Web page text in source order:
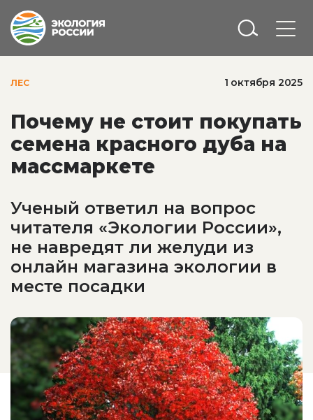
ЛЕС 1 октября 2025
Почему не стоит покупать
семена красного дуба на
массмаркете
Ученый ответил на вопрос
читателя «Экологии России»,
не навредят ли желуди из
онлайн магазина экологии в
месте посадки